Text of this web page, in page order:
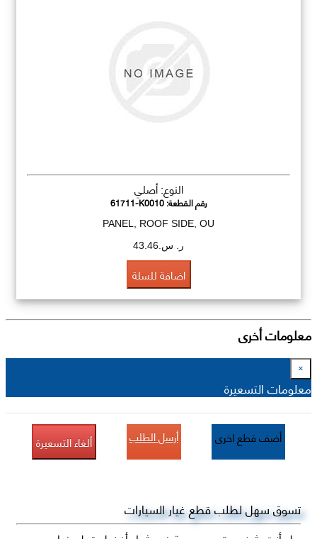
النوع: أصلي
رقم القطعة:61711-K0010
PANEL, ROOF SIDE, OU
ر. س.43.46
اضافة للسلة
معلومات أخرى
×
معلومات التسعيرة
أضف قطع اخرى أرسل الطلب ألغاء التسعيرة
تسوق سهل لطلب قطع غيار السيارات